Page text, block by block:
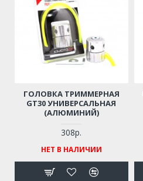
ГОЛОВКА ТРИММЕРНАЯ
GT30 УНИВЕРСАЛЬНАЯ
(АЛЮМИНИЙ)
308р.
НЕТ В НАЛИЧИИ